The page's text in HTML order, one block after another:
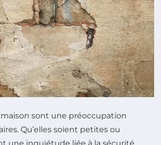
maison sont une préoccupation
Qu’elles soient petites ou